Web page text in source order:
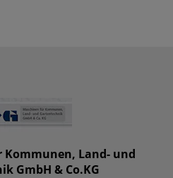
Kommunen, Land- und
GmbH & Co.KG